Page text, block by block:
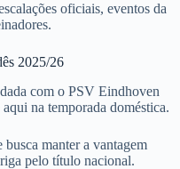
oficiais, eventos da
2025/26
com o PSV Eindhoven
na temporada doméstica.
manter a vantagem
pelo título nacional.